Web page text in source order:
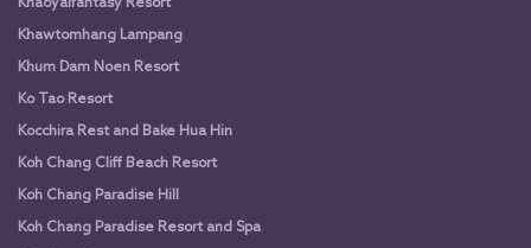
Khaoyaifantasy Resort
Khawtomhang Lampang
Khum Dam Noen Resort
Ko Tao Resort
Kocchira Rest and Bake Hua Hin
Koh Chang Cliff Beach Resort
Koh Chang Paradise Hill
Koh Chang Paradise Resort and Spa